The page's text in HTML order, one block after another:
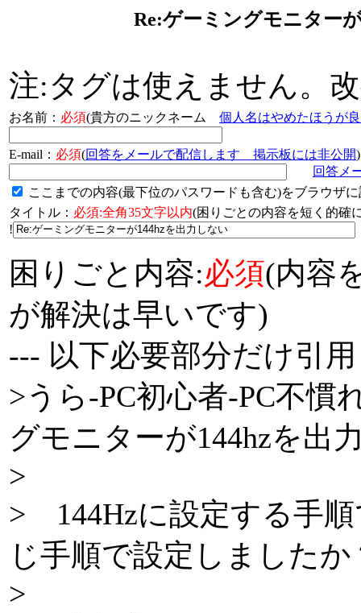
Re:ゲーミングモニター
注:タグは使えません。
お名前： 必須(貴方のニックネーム 個人名はやめたほうが
E-mail： 必須(回答をメールで配信します 掲示板には非公開)
回答メ
ここまでの内容(最下位のパスワードも含む)をブラウザ
タイトル： 必須:全角35文字以内(困りごとの内容を短く的
!
困りごと内容:必須(内容
が解決は早いです)
--- 以下必要部分だけ引
>うら-PC初心者-PC不慣
グモニターが144hzを出
>
> 144Hzに設定する手
じ手順で設定しましたか
>